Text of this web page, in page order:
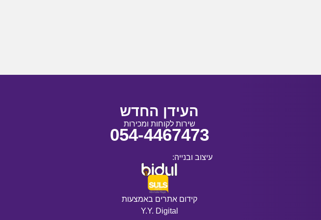
העידן החדש
שירות לקוחות ומכירות
054-4467473
עיצוב ובנייה:
קידום אתרים באמצעות
Y.Y. Digital